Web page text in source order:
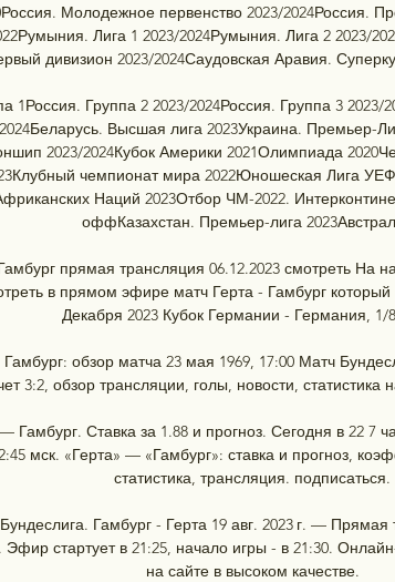
Молодежное первенство 2023/2024Россия.
Лига 1 2023/2024Румыния. Лига 2 2023/
дивизион 2023/2024Саудовская Аравия.
1Россия. Группа 2 2023/2024Россия. Группа 3 2023/
Высшая лига 2023Украина. Премьер-
2023/2024Кубок Америки 2021Олимпиада
чемпионат мира 2022Юношеская Лига
Наций 2023Отбор ЧМ-2022.
оффКазахстан. Премьер-лига
прямая трансляция 06.12.2023 смотреть На
в прямом эфире матч Герта - Гамбург который
Декабря 2023 Кубок Германии - Германия, 1/
Гамбург: обзор матча 23 мая 1969, 17:00 Матч
3:2, обзор трансляции, голы, новости, статистика
Гамбург. Ставка за 1.88 и прогноз. Сегодня в 22 7
мск. «Герта» — «Гамбург»: ставка и прогноз,
статистика, трансляция. подписаться.
Гамбург - Герта 19 авг. 2023 г. —
Эфир стартует в 21:25, начало игры - в 21:30.
на сайте в высоком качестве.